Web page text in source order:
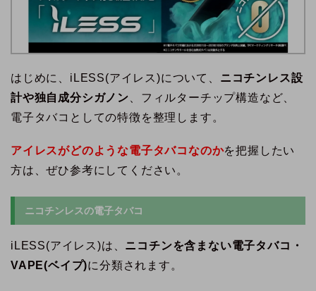
はじめに、iLESS(アイレス)について、 ニコチンレス設
計や独自成分シガノン 、フィルターチップ構造など、
電子タバコとしての特徴を整理します。
アイレスがどのような電子タバコなのかを把握したい
方は、ぜひ参考にしてください。
ニコチンレスの電子タバコ
iLESS(アイレス)は、 ニコチンを含まない電子タバコ・
VAPE(ベイプ)に分類されます。